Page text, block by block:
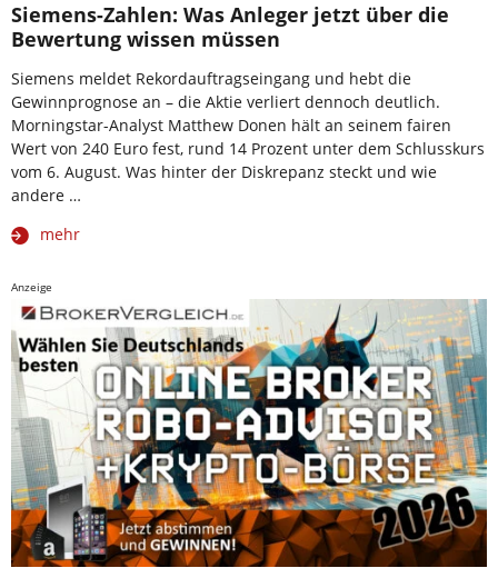
Siemens-Zahlen: Was Anleger jetzt über die
Bewertung wissen müssen
Siemens meldet Rekordauftragseingang und hebt die
Gewinnprognose an – die Aktie verliert dennoch deutlich.
Morningstar-Analyst Matthew Donen hält an seinem fairen
Wert von 240 Euro fest, rund 14 Prozent unter dem Schlusskurs
vom 6. August. Was hinter der Diskrepanz steckt und wie
andere …
mehr
Anzeige